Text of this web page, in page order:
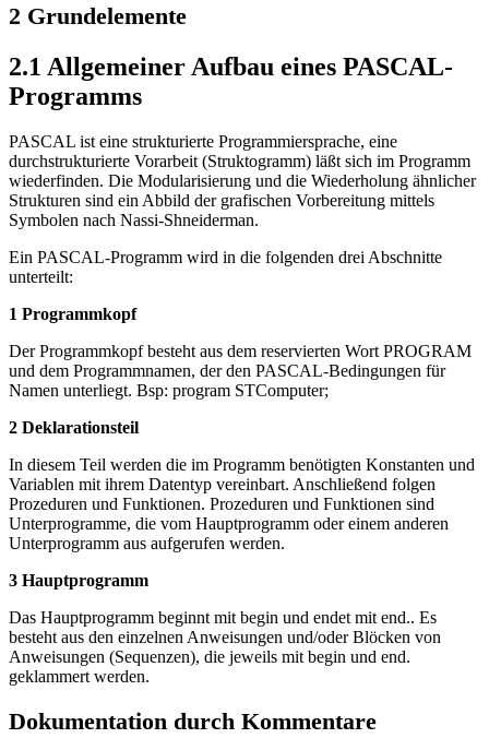
2 Grundelemente
2.1 Allgemeiner Aufbau eines PASCAL-
Programms
PASCAL ist eine strukturierte Programmiersprache, eine
durchstrukturierte Vorarbeit (Struktogramm) läßt sich im Programm
wiederfinden. Die Modularisierung und die Wiederholung ähnlicher
Strukturen sind ein Abbild der grafischen Vorbereitung mittels
Symbolen nach Nassi-Shneiderman.
Ein PASCAL-Programm wird in die folgenden drei Abschnitte
unterteilt:
1 Programmkopf
Der Programmkopf besteht aus dem reservierten Wort PROGRAM
und dem Programmnamen, der den PASCAL-Bedingungen für
Namen unterliegt. Bsp: program STComputer;
2 Deklarationsteil
In diesem Teil werden die im Programm benötigten Konstanten und
Variablen mit ihrem Datentyp vereinbart. Anschließend folgen
Prozeduren und Funktionen. Prozeduren und Funktionen sind
Unterprogramme, die vom Hauptprogramm oder einem anderen
Unterprogramm aus aufgerufen werden.
3 Hauptprogramm
Das Hauptprogramm beginnt mit begin und endet mit end.. Es
besteht aus den einzelnen Anweisungen und/oder Blöcken von
Anweisungen (Sequenzen), die jeweils mit begin und end.
geklammert werden.
Dokumentation durch Kommentare